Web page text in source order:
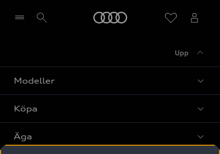
Upp
Modeller
Alla modeller
Elbilar
Köpa
Privaterbjudanden
Äga